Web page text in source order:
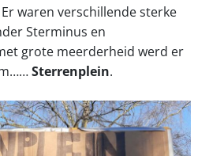
waren verschillende sterke
Sterminus en
grote meerderheid werd er
Sterrenplein.